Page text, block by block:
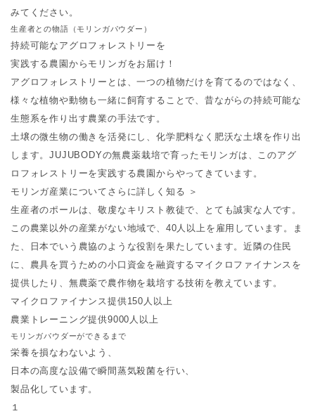
みてください。
生産者との物語（モリンガパウダー）
持続可能なアグロフォレストリーを
実践する農園からモリンガをお届け！
アグロフォレストリーとは、一つの植物だけを育てるのではなく、
様々な植物や動物も一緒に飼育することで、昔ながらの持続可能な
生態系を作り出す農業の手法です。
土壌の微生物の働きを活発にし、化学肥料なく肥沃な土壌を作り出
します。JUJUBODYの無農薬栽培で育ったモリンガは、このアグ
ロフォレストリーを実践する農園からやってきています。
モリンガ産業についてさらに詳しく知る ＞
生産者のポールは、敬虔なキリスト教徒で、とても誠実な人です。
この農業以外の産業がない地域で、40人以上を雇用しています。ま
た、日本でいう農協のような役割を果たしています。近隣の住民
に、農具を買うための小口資金を融資するマイクロファイナンスを
提供したり、無農薬で農作物を栽培する技術を教えています。
マイクロファイナンス提供150人以上
農業トレーニング提供9000人以上
モリンガパウダーができるまで
栄養を損なわないよう、
日本の高度な設備で瞬間蒸気殺菌を行い、
製品化しています。
１